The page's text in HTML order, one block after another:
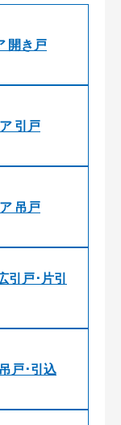
開き戸
引戸
吊戸
戸･片引
戸･引込